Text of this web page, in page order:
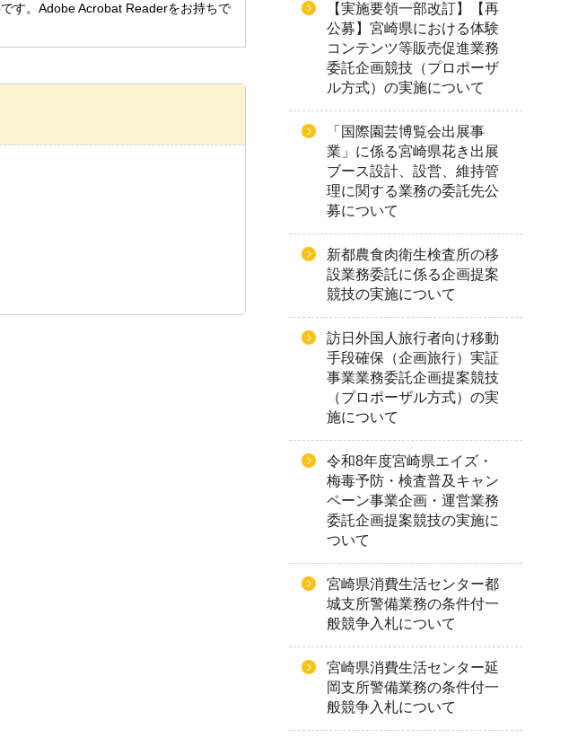
す。Adobe Acrobat Readerをお持ちで
【実施要領一部改訂】【再
公募】宮崎県における体験
コンテンツ等販売促進業務
委託企画競技（プロポーザ
ル方式）の実施について
「国際園芸博覧会出展事
業」に係る宮崎県花き出展
ブース設計、設営、維持管
理に関する業務の委託先公
募について
新都農食肉衛生検査所の移
設業務委託に係る企画提案
競技の実施について
訪日外国人旅行者向け移動
手段確保（企画旅行）実証
事業業務委託企画提案競技
（プロポーザル方式）の実
施について
令和8年度宮崎県エイズ・
梅毒予防・検査普及キャン
ペーン事業企画・運営業務
委託企画提案競技の実施に
ついて
宮崎県消費生活センター都
城支所警備業務の条件付一
般競争入札について
宮崎県消費生活センター延
岡支所警備業務の条件付一
般競争入札について